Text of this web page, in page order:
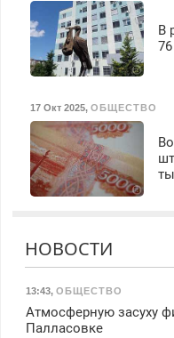
В
17 Окт 2025, ОБЩЕСТВО
НОВОСТИ
13:43, ОБЩЕСТВО
Атмосферную засуху
Палласовке